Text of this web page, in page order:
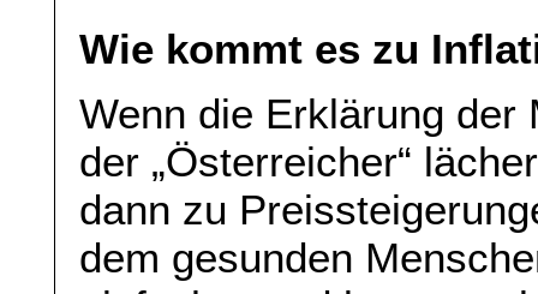
Wie kommt es zu
Wenn die Erklärung der
der „Österreicher“
dann zu
dem gesunden